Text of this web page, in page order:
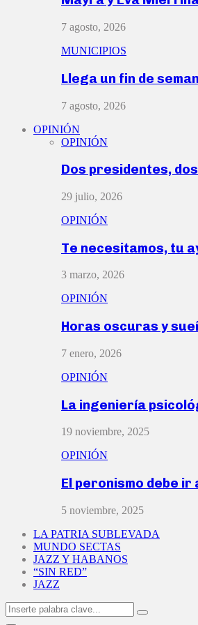
7 agosto, 2026
MUNICIPIOS
Llega un fin de
7 agosto, 2026
OPINIÓN
OPINIÓN
Dos presidentes,
29 julio, 2026
OPINIÓN
Te necesitamos, tu
3 marzo, 2026
OPINIÓN
Horas oscuras y
7 enero, 2026
OPINIÓN
La ingeniería
19 noviembre, 2025
OPINIÓN
El peronismo debe
5 noviembre, 2025
LA PATRIA SUBLEVADA
MUNDO SECTAS
JAZZ Y HABANOS
“SIN RED”
JAZZ
Search
for:
Search